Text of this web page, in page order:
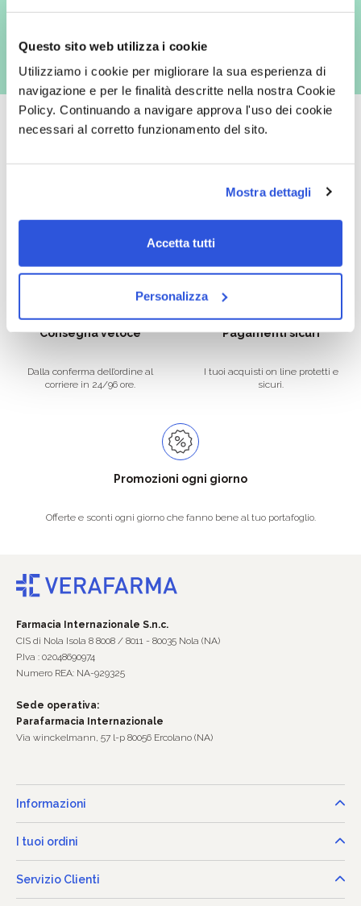
Questo sito web utilizza i cookie
Utilizziamo i cookie per migliorare la sua esperienza di
navigazione e per le finalità descritte nella nostra Cookie
Policy. Continuando a navigare approva l'uso dei cookie
necessari al corretto funzionamento del sito.
Mostra dettagli
Accetta tutti
Personalizza
per soddisfare tutte le esigenze.
Spedizioni in tutta Europa a 20€.
Consegna veloce
Dalla conferma dell’ordine al
corriere in 24/96 ore.
Pagamenti sicuri
I tuoi acquisti on line protetti e
sicuri.
Promozioni ogni giorno
Offerte e sconti ogni giorno che fanno bene al tuo portafoglio.
Farmacia Internazionale S.n.c.
CIS di Nola Isola 8 8008 / 8011 - 80035 Nola (NA)
P.Iva : 02048690974
Numero REA: NA-929325
Sede operativa:
Parafarmacia Internazionale
Via winckelmann, 57 l-p 80056 Ercolano (NA)
Informazioni
I tuoi ordini
Servizio Clienti